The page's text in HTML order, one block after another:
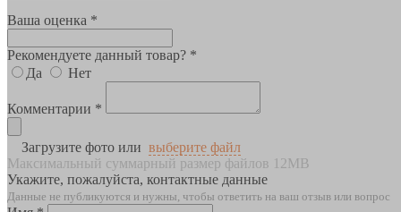
Ваша оценка *
Рекомендуете данный товар? *
Да
Нет
Комментарии *
Загрузите фото или выберите файл
Максимальный суммарный размер файлов 12MB
Укажите, пожалуйста, контактные данные
Данные не публикуются и нужны, чтобы ответить на ваш отзыв или вопрос